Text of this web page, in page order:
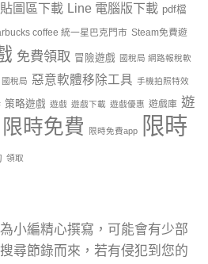
圖區下載 Line 電腦版下載 pdf檔
coffee 統一星巴克門市 Steam免費遊
免費領取 冒險遊戲 國稅局 網路報稅軟
稅局 惡意軟體移除工具 手機拍照特效
策略遊戲 遊戲 遊戲下載 遊戲優惠 遊戲庫 遊
限時免費 限時免費app
限時
領取
小編精心撰寫，可能會有少部
尋節錄而來，若有侵犯到您的